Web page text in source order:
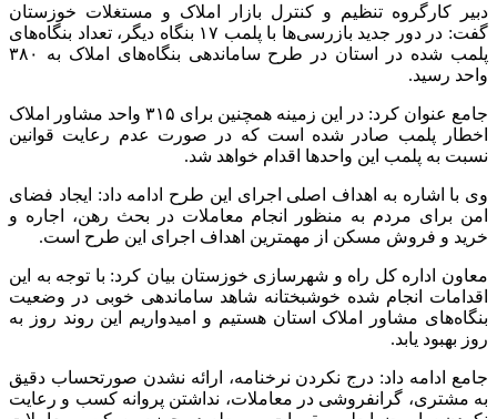
دبیر کارگروه تنظیم و کنترل بازار املاک و مستغلات خوزستان
گفت: در دور جدید بازرسی‌ها با پلمب ۱۷ بنگاه دیگر، تعداد بنگاه‌های
پلمب شده در استان در طرح ساماندهی بنگاه‌های املاک به ۳۸۰
واحد رسید.
جامع عنوان کرد: در این زمینه همچنین برای ۳۱۵ واحد مشاور املاک
اخطار پلمب صادر شده است که در صورت عدم رعایت قوانین
نسبت به پلمب این واحدها اقدام خواهد شد.
وی با اشاره به اهداف اصلی اجرای این طرح ادامه داد: ایجاد فضای
امن برای مردم به منظور انجام معاملات در بحث رهن، اجاره و
خرید و فروش مسکن از مهمترین اهداف اجرای این طرح است.
معاون اداره کل راه و شهرسازی خوزستان بیان کرد: با توجه به این
اقدامات انجام شده خوشبختانه شاهد ساماندهی خوبی در وضعیت
بنگاه‌های مشاور املاک استان هستیم و امیدواریم این روند روز به
روز بهبود یابد.
جامع ادامه داد: درج نکردن نرخنامه، ارائه نشدن صورتحساب دقیق
به مشتری، گرانفروشی در معاملات، نداشتن پروانه کسب و رعایت